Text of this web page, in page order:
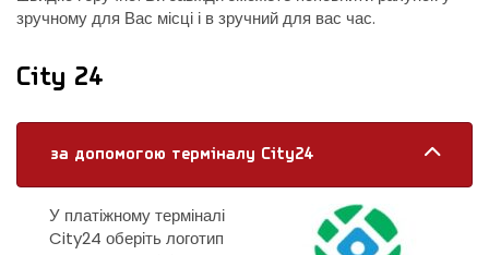
зручному для Вас місці і в зручний для вас час.
City 24
за допомогою терміналу City24
У платіжному терміналі
City24 оберіть логотип